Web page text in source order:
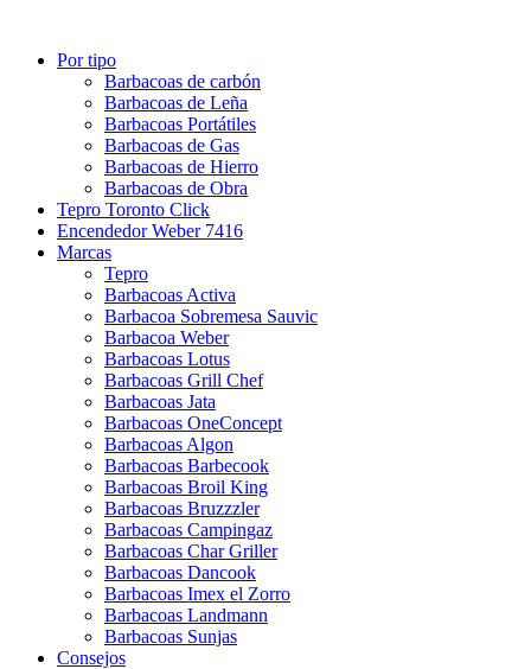
Por tipo
Barbacoas de carbón
Barbacoas de Leña
Barbacoas Portátiles
Barbacoas de Gas
Barbacoas de Hierro
Barbacoas de Obra
Tepro Toronto Click
Encendedor Weber 7416
Marcas
Tepro
Barbacoas Activa
Barbacoa Sobremesa Sauvic
Barbacoa Weber
Barbacoas Lotus
Barbacoas Grill Chef
Barbacoas Jata
Barbacoas OneConcept
Barbacoas Algon
Barbacoas Barbecook
Barbacoas Broil King
Barbacoas Bruzzzler
Barbacoas Campingaz
Barbacoas Char Griller
Barbacoas Dancook
Barbacoas Imex el Zorro
Barbacoas Landmann
Barbacoas Sunjas
Consejos